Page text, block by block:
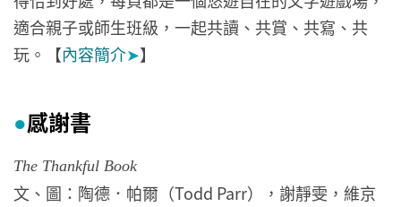
適合親子或師生班級，一起共讀、共賞、共寫、共
玩。【內容簡介➤】
●感謝書
The Thankful Book
文、圖：陶德．帕爾（Todd Parr），謝靜雯，維京